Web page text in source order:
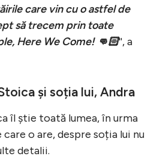
care vin cu o astfel de
să trecem prin toate
Here We Come! 👊🏻'', a
și soția lui, Andra
îl știe toată lumea, în urma
o are, despre soția lui nu
detalii.